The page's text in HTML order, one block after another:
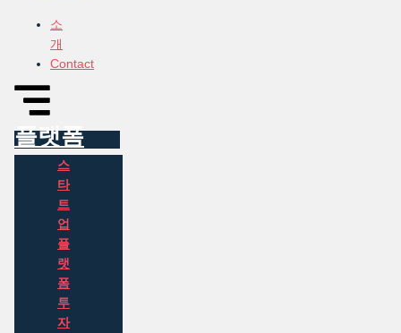
소
개
Contact
플랫폼
스
타
트
업
플
랫
폼
투
자